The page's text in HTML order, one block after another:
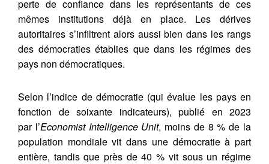
perte de confiance dans les représentants de ces
mêmes institutions déjà en place. Les dérives
autoritaires s’infiltrent alors aussi bien dans les rangs
des démocraties établies que dans les régimes des
pays non démocratiques.
Selon l’indice de démocratie (qui évalue les pays en
fonction de soixante indicateurs), publié en 2023
par l’Economist Intelligence Unit, moins de 8 % de la
population mondiale vit dans une démocratie à part
entière, tandis que près de 40 % vit sous un régime